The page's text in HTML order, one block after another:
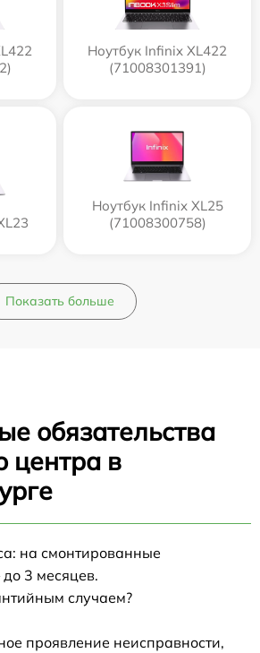
Ноутбук Infinix XL422
(71008301391)
Ноутбук Infinix XL25
(71008300758)
Показать больше
обязательства
центра в
на смонтированные
3 месяцев.
случаем?
проявление неисправности,